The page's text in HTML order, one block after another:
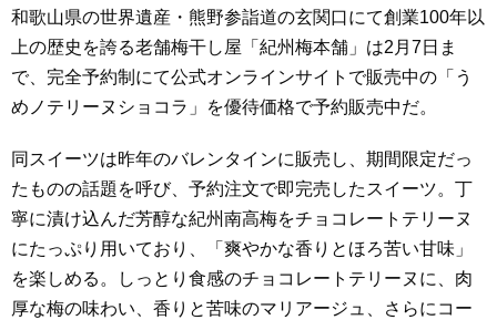
和歌山県の世界遺産・熊野参詣道の玄関口にて創業100年以
上の歴史を誇る老舗梅干し屋「紀州梅本舗」は2月7日ま
で、完全予約制にて公式オンラインサイトで販売中の「う
めノテリーヌショコラ」を優待価格で予約販売中だ。
同スイーツは昨年のバレンタインに販売し、期間限定だっ
たものの話題を呼び、予約注文で即完売したスイーツ。丁
寧に漬け込んだ芳醇な紀州南高梅をチョコレートテリーヌ
にたっぷり用いており、「爽やかな香りとほろ苦い甘味」
を楽しめる。しっとり食感のチョコレートテリーヌに、肉
厚な梅の味わい、香りと苦味のマリアージュ、さらにコー